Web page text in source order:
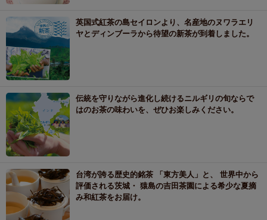
英国式紅茶の島セイロンより、名産地のヌワラエリ
ヤとディンブーラから待望の新茶が到着しました。
伝統を守りながら進化し続けるニルギリの旬ならで
はのお茶の味わいを、ぜひお楽しみください。
台湾が誇る歴史的銘茶 「東方美人」と、 世界中から
評価される茨城・ 猿島の吉田茶園による希少な夏摘
み和紅茶をお届け。